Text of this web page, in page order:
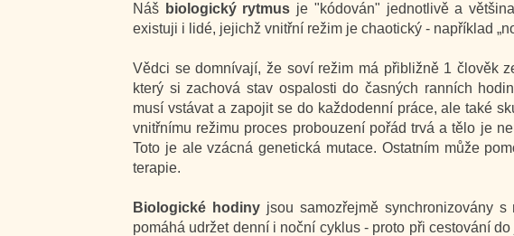
Náš biologický rytmus je "kódován" jednotlivě a
existuji i lidé, jejichž vnitřní režim je chaotický - například
Vědci se domnívají, že soví režim má přibližně 1 člověk
který si zachová stav ospalosti do časných ranních
musí vstávat a zapojit se do každodenní práce, ale také
vnitřnímu režimu proces probouzení pořád trvá a tělo je
Toto je ale vzácná genetická mutace. Ostatním může
terapie.
Biologické hodinyjsou samozřejmě synchronizovány s
pomáhá udržet denní i noční cyklus - proto při cestování